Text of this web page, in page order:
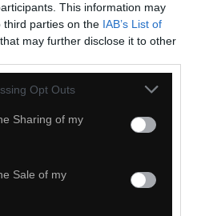
This information may
third parties on the IAB’s List of
that may further disclose it to other
Opt Outs
Sharing of my
Sale of my